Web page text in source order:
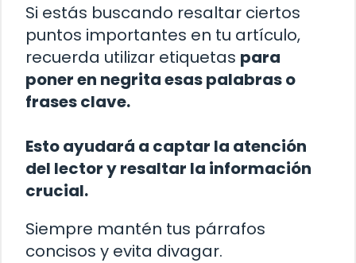
Si estás buscando resaltar ciertos
puntos importantes en tu artículo,
recuerda utilizar etiquetas para
poner en negrita esas palabras o
frases clave.
Esto ayudará a captar la atención
del lector y resaltar la información
crucial.
Siempre mantén tus párrafos
concisos y evita divagar.